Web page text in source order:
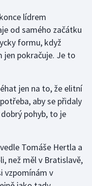
lídrem
od samého začátku
formu, když
jen pokračuje. Je to
jen na to, že elitní
aby se přidaly
pohyb, to je
Tomáše Hertla a
než měl v Bratislavě,
vzpomínám v